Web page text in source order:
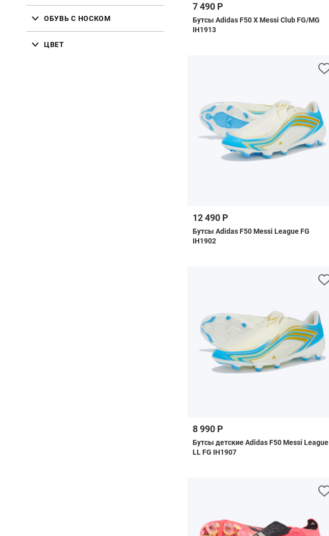
ОБУВЬ С НОСКОМ
ЦВЕТ
7 490 Р
Бутсы Adidas F50 X Messi Club FG/MG
IH1913
12 490 Р
Бутсы Adidas F50 Messi League FG
IH1902
8 990 Р
Бутсы детские Adidas F50 Messi League
LL FG IH1907